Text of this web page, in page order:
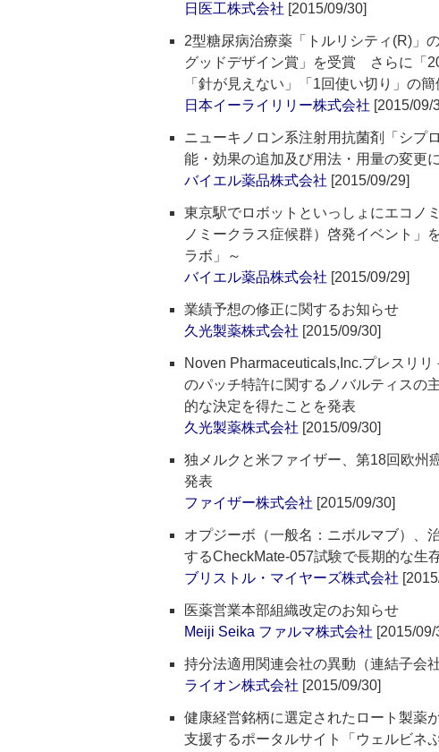
日医工株式会社 [2015/09/30]
2型糖尿病治療薬「トルリシティ(R)
グッドデザイン賞」を受賞 さらに「
「針が見えない」「1回使い切り」の
日本イーライリリー株式会社 [2015/09/
ニューキノロン系注射用抗菌剤「シプ
能・効果の追加及び用法・用量の変更
バイエル薬品株式会社 [2015/09/29]
東京駅でロボットといっしょにエコノ
ノミークラス症候群）啓発イベント」
ラボ」～
バイエル薬品株式会社 [2015/09/29]
業績予想の修正に関するお知らせ
久光製薬株式会社 [2015/09/30]
Noven Pharmaceuticals,Inc.プレスリ
のパッチ特許に関するノバルティスの
的な決定を得たことを発表
久光製薬株式会社 [2015/09/30]
独メルクと米ファイザー、第18回欧州
発表
ファイザー株式会社 [2015/09/30]
オプジーボ（一般名：ニボルマブ）、
するCheckMate-057試験で長期的な生
ブリストル・マイヤーズ株式会社
医薬営業本部組織改定のお知らせ
Meiji Seika ファルマ株式会社 [2015/09/
持分法適用関連会社の異動（連結子会
ライオン株式会社 [2015/09/30]
健康経営銘柄に選定されたロート製薬
支援するポータルサイト「ウェルビネ